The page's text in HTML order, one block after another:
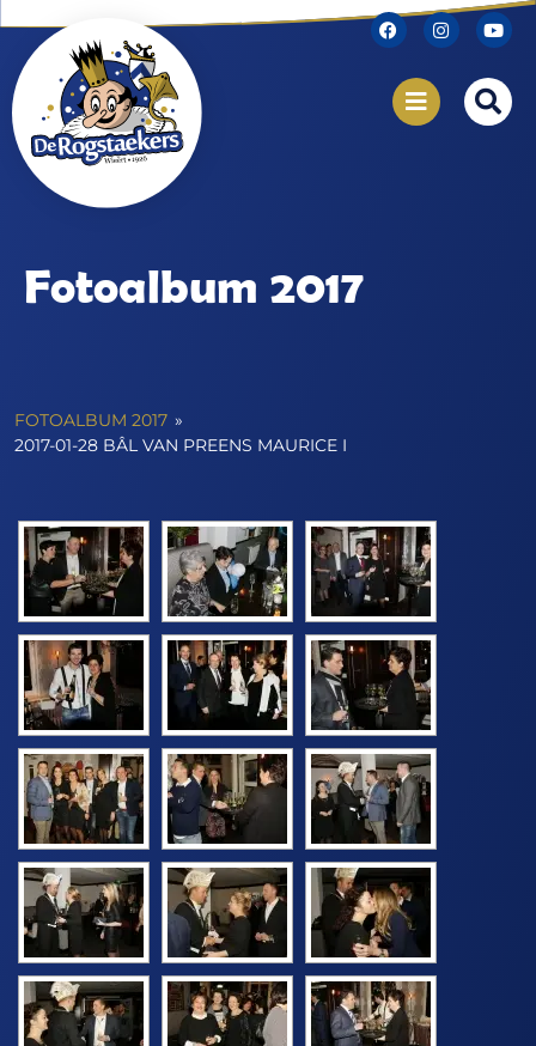
Fotoalbum 2017
FOTOALBUM 2017 »
2017-01-28 BÂL VAN PREENS MAURICE I